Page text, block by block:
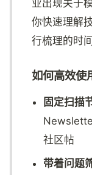
业出现关于
你快速理解
行梳理的时间
如何高效使
固定扫描
社区帖
带着问题